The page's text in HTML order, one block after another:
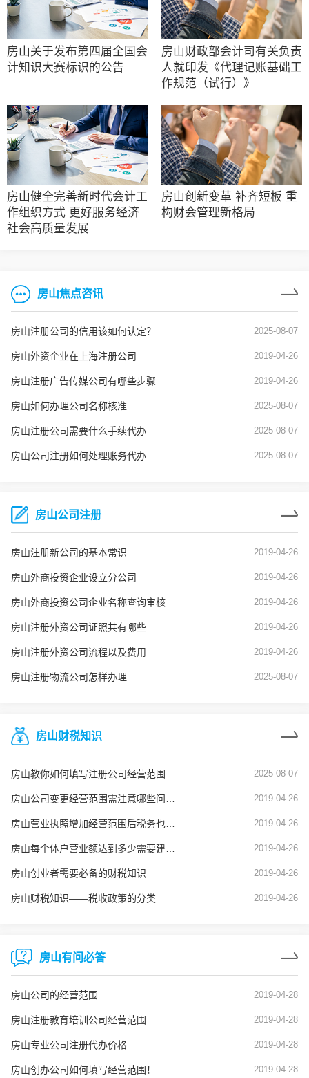
房山关于发布第四届全国会
计知识大赛标识的公告
房山财政部会计司有关负责
人就印发《代理记账基础工
作规范（试行）》
房山健全完善新时代会计工
作组织方式 更好服务经济
社会高质量发展
房山创新变革 补齐短板 重
构财会管理新格局
房山焦点咨讯
房山注册公司的信用该如何认定？ 2025-08-07
房山外资企业在上海注册公司 2019-04-26
房山注册广告传媒公司有哪些步骤 2019-04-26
房山如何办理公司名称核准 2025-08-07
房山注册公司需要什么手续代办 2025-08-07
房山公司注册如何处理账务代办 2025-08-07
房山公司注册
房山注册新公司的基本常识 2019-04-26
房山外商投资企业设立分公司 2019-04-26
房山外商投资公司企业名称查询审核 2019-04-26
房山注册外资公司证照共有哪些 2019-04-26
房山注册外资公司流程以及费用 2019-04-26
房山注册物流公司怎样办理 2025-08-07
房山财税知识
房山教你如何填写注册公司经营范围 2025-08-07
房山公司变更经营范围需注意哪些问题？ 2019-04-26
房山营业执照增加经营范围后税务也要变更吗？ 2019-04-26
房山每个体户营业额达到多少需要建账？ 2019-04-26
房山创业者需要必备的财税知识 2019-04-26
房山财税知识——税收政策的分类 2019-04-26
房山有问必答
房山公司的经营范围 2019-04-28
房山注册教育培训公司经营范围 2019-04-28
房山专业公司注册代办价格 2019-04-28
房山创办公司如何填写经营范围！ 2019-04-28